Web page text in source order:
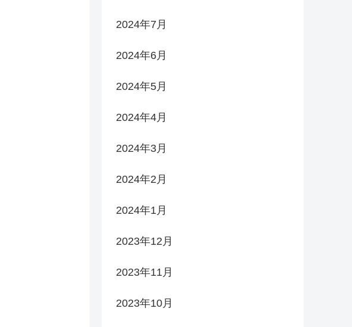
2024年7月
2024年6月
2024年5月
2024年4月
2024年3月
2024年2月
2024年1月
2023年12月
2023年11月
2023年10月